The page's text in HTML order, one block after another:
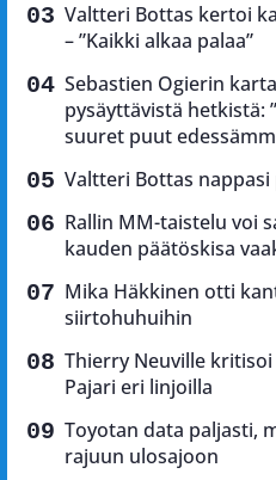
Valtteri Bottas kertoi
– ”Kaikki alkaa palaa”
Sebastien Ogierin
pysäyttävistä hetkistä:
suuret puut
Valtteri Bottas
Rallin MM-taistelu voi
kauden päätöskisa
Mika Häkkinen otti
siirtohuhuihin
Thierry Neuville
Pajari eri linjoilla
Toyotan data paljasti,
rajuun ulosajoon